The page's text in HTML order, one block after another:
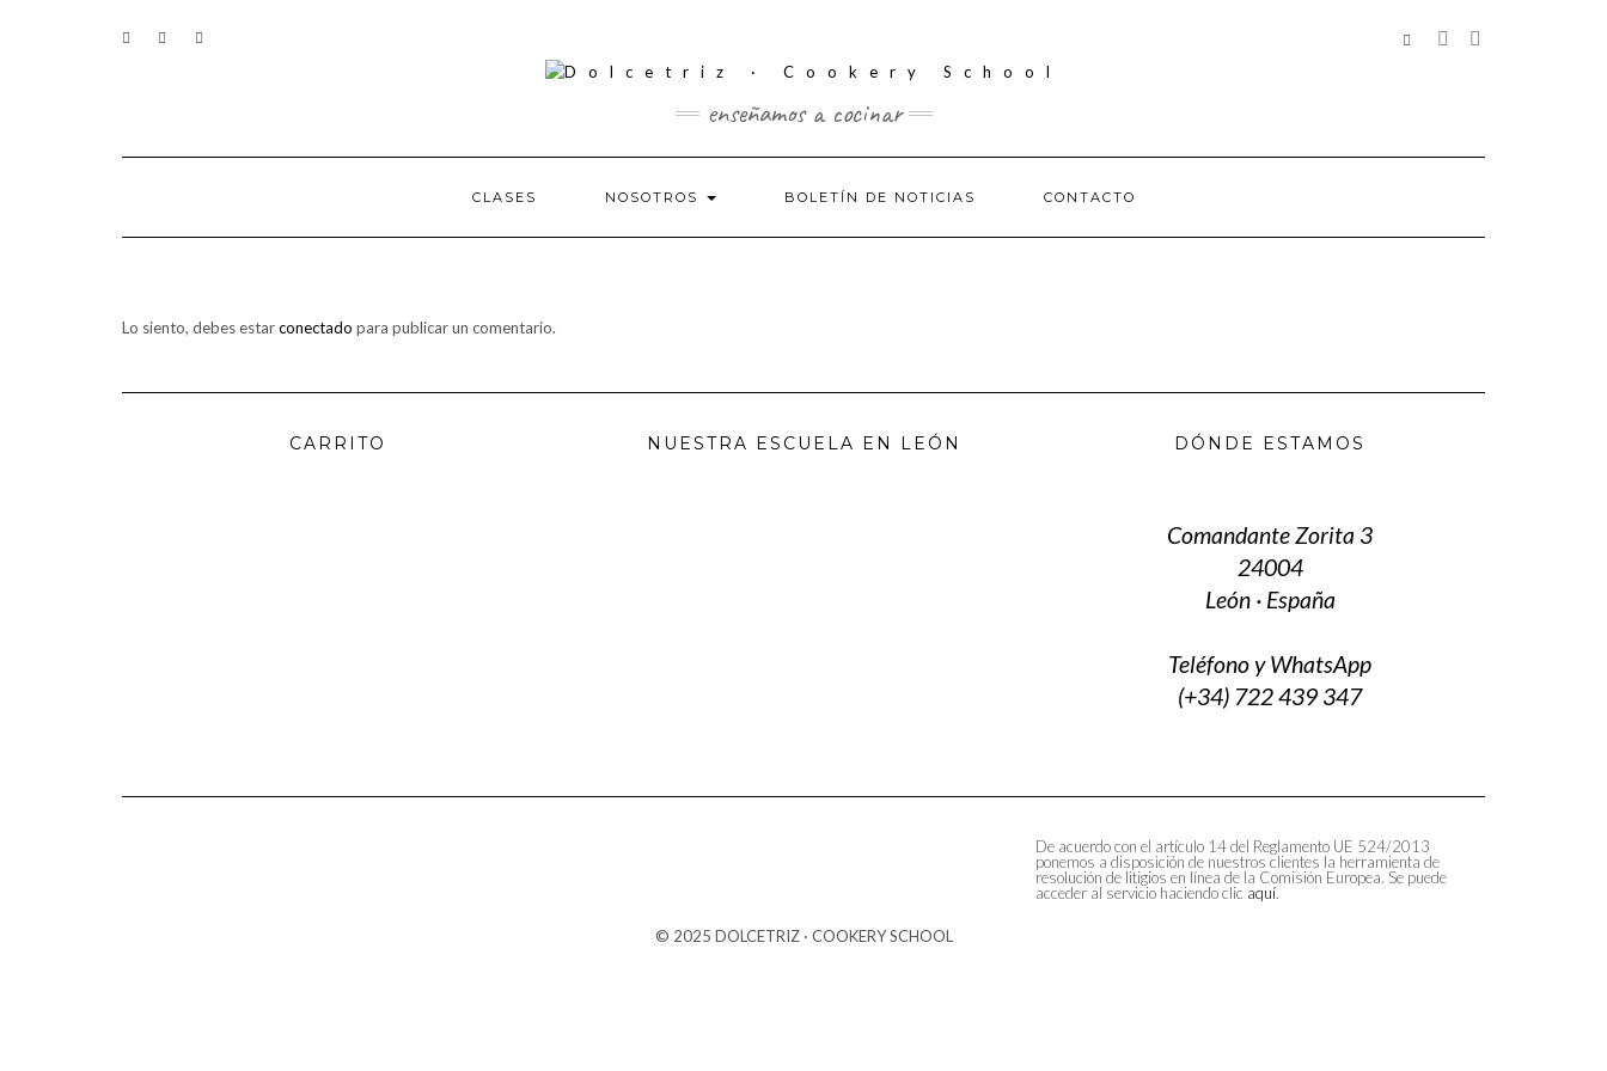
CONTACTO
REDES
SOCIALES
enseñamos a cocinar
CLASES NOSOTROS BOLETÍN DE NOTICIAS CONTACTO
Lo siento, debes estarconectado para publicar un comentario.
CARRITO NUESTRA ESCUELA EN LEÓN DÓNDE ESTAMOS
Comandante Zorita 3
24004
León · España
Teléfono y WhatsApp
(+34) 722 439 347
De acuerdo con el artículo 14 del Reglamento UE 524/2013
ponemos a disposición de nuestros clientes la herramienta de
resolución de litigios en línea de la Comisión Europea. Se puede
acceder al servicio haciendo clic aquí.
© 2025 DOLCETRIZ · COOKERY SCHOOL